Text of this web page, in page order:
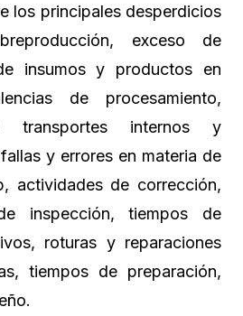
los principales desperdicios
exceso de
insumos y productos en
de procesamiento,
transportes internos y
y errores en materia de
actividades de corrección,
inspección, tiempos de
roturas y reparaciones
tiempos de preparación,